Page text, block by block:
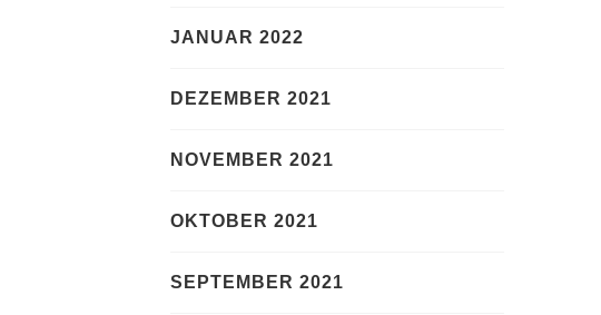
JANUAR 2022
DEZEMBER 2021
NOVEMBER 2021
OKTOBER 2021
SEPTEMBER 2021